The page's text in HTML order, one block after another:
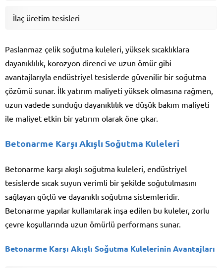
İlaç üretim tesisleri
Paslanmaz çelik soğutma kuleleri, yüksek sıcaklıklara
dayanıklılık, korozyon direnci ve uzun ömür gibi
avantajlarıyla endüstriyel tesislerde güvenilir bir soğutma
çözümü sunar. İlk yatırım maliyeti yüksek olmasına rağmen,
uzun vadede sunduğu dayanıklılık ve düşük bakım maliyeti
ile maliyet etkin bir yatırım olarak öne çıkar.
Betonarme Karşı Akışlı Soğutma Kuleleri
Betonarme karşı akışlı soğutma kuleleri, endüstriyel
tesislerde sıcak suyun verimli bir şekilde soğutulmasını
sağlayan güçlü ve dayanıklı soğutma sistemleridir.
Betonarme yapılar kullanılarak inşa edilen bu kuleler, zorlu
çevre koşullarında uzun ömürlü performans sunar.
Betonarme Karşı Akışlı Soğutma Kulelerinin Avantajları